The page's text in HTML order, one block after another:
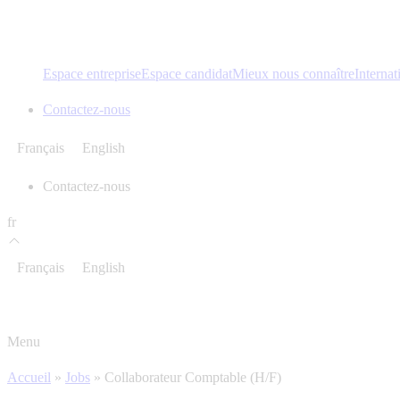
Espace entrepriseEspace candidatMieux nous connaître
Contactez-nous
Français English
Contactez-nous
fr
Français English
Menu
Accueil » Jobs » Collaborateur Comptable (H/F)